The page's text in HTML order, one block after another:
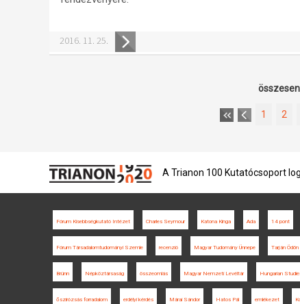
2016. 11. 25.
1 2
A Trianon 100 Kutatócsoport
Fórum Kisebbségkutató Intézet Charles Seymour Katona Kinga Ada 14 pont
Fórum Társadalomtudományi Szemle recenzió Magyar Tudomány Ünnepe Tarján Ödön
Brünn Népköztársaság összeomlás Magyar Nemzeti Levéltár Hungarian
őszirózsás forradalom erdélyi kérdés Márai Sándor Hatos Pál emlékezet